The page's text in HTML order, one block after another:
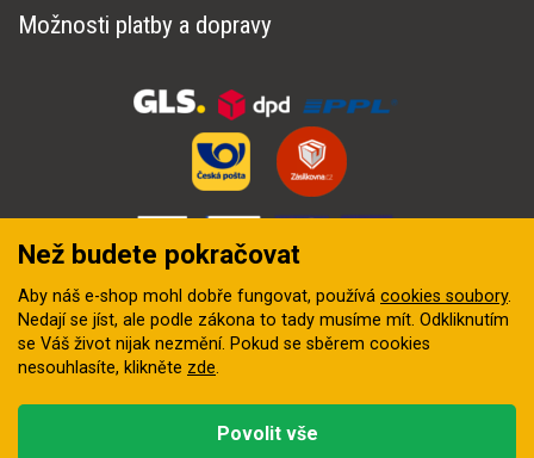
Možnosti platby a dopravy
digitální agentura FEO
Než budete pokračovat
Aby náš e-shop mohl dobře fungovat, používá cookies soubory.
Nedají se jíst, ale podle zákona to tady musíme mít. Odkliknutím
se Váš život nijak nezmění. Pokud se sběrem cookies
nesouhlasíte, klikněte zde.
Povolit vše